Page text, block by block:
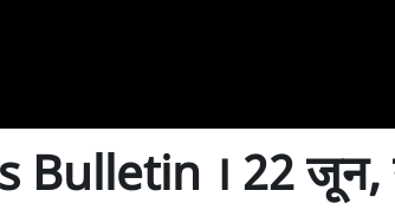
Bulletin । 22